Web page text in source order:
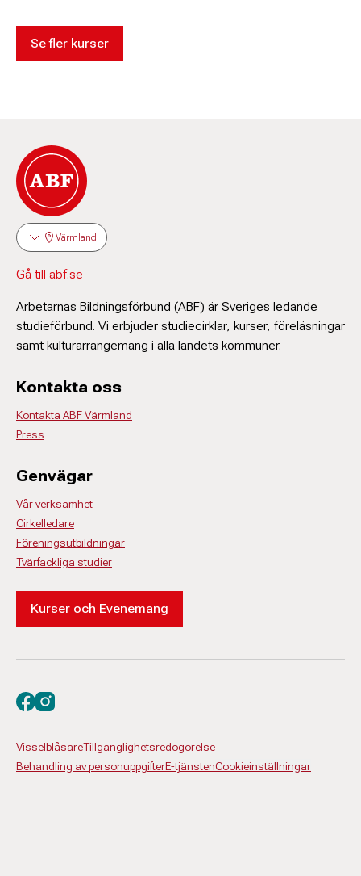
Se fler kurser
Värmland
Gå till abf.se
Arbetarnas Bildningsförbund (ABF) är Sveriges ledande
studieförbund. Vi erbjuder studiecirklar, kurser, föreläsningar
samt kulturarrangemang i alla landets kommuner.
Kontakta oss
Kontakta ABF Värmland
Press
Genvägar
Vår verksamhet
Cirkelledare
Föreningsutbildningar
Tvärfackliga studier
Kurser och Evenemang
VisselblåsareTillgänglighetsredogörelse
Behandling av personuppgifterE-tjänstenCookieinställningar
Besök oss på facebook
Besök oss på instagram